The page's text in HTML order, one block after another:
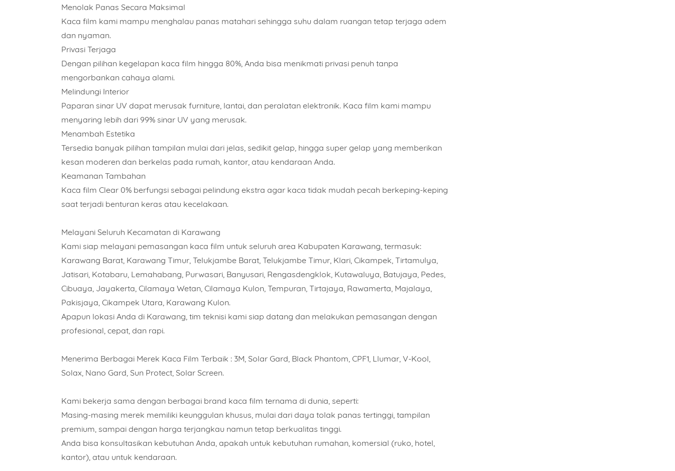
Menolak Panas Secara Maksimal
Kaca film kami mampu menghalau panas matahari sehingga suhu dalam ruangan tetap terjaga adem
dan nyaman.
Privasi Terjaga
Dengan pilihan kegelapan kaca film hingga 80%, Anda bisa menikmati privasi penuh tanpa
mengorbankan cahaya alami.
Melindungi Interior
Paparan sinar UV dapat merusak furniture, lantai, dan peralatan elektronik. Kaca film kami mampu
menyaring lebih dari 99% sinar UV yang merusak.
Menambah Estetika
Tersedia banyak pilihan tampilan mulai dari jelas, sedikit gelap, hingga super gelap yang memberikan
kesan moderen dan berkelas pada rumah, kantor, atau kendaraan Anda.
Keamanan Tambahan
Kaca film Clear 0% berfungsi sebagai pelindung ekstra agar kaca tidak mudah pecah berkeping-keping
saat terjadi benturan keras atau kecelakaan.
Melayani Seluruh Kecamatan di Karawang
Kami siap melayani pemasangan kaca film untuk seluruh area Kabupaten Karawang, termasuk:
Karawang Barat, Karawang Timur, Telukjambe Barat, Telukjambe Timur, Klari, Cikampek, Tirtamulya,
Jatisari, Kotabaru, Lemahabang, Purwasari, Banyusari, Rengasdengklok, Kutawaluya, Batujaya, Pedes,
Cibuaya, Jayakerta, Cilamaya Wetan, Cilamaya Kulon, Tempuran, Tirtajaya, Rawamerta, Majalaya,
Pakisjaya, Cikampek Utara, Karawang Kulon.
Apapun lokasi Anda di Karawang, tim teknisi kami siap datang dan melakukan pemasangan dengan
profesional, cepat, dan rapi.
Menerima Berbagai Merek Kaca Film Terbaik : 3M, Solar Gard, Black Phantom, CPF1, Llumar, V-Kool,
Solax, Nano Gard, Sun Protect, Solar Screen.
Kami bekerja sama dengan berbagai brand kaca film ternama di dunia, seperti:
Masing-masing merek memiliki keunggulan khusus, mulai dari daya tolak panas tertinggi, tampilan
premium, sampai dengan harga terjangkau namun tetap berkualitas tinggi.
Anda bisa konsultasikan kebutuhan Anda, apakah untuk kebutuhan rumahan, komersial (ruko, hotel,
kantor), atau untuk kendaraan.
Nama Nomor Telepon
Pilihan Kaca Film
Jumlah Unit/ Meter Rencana Pemasangan